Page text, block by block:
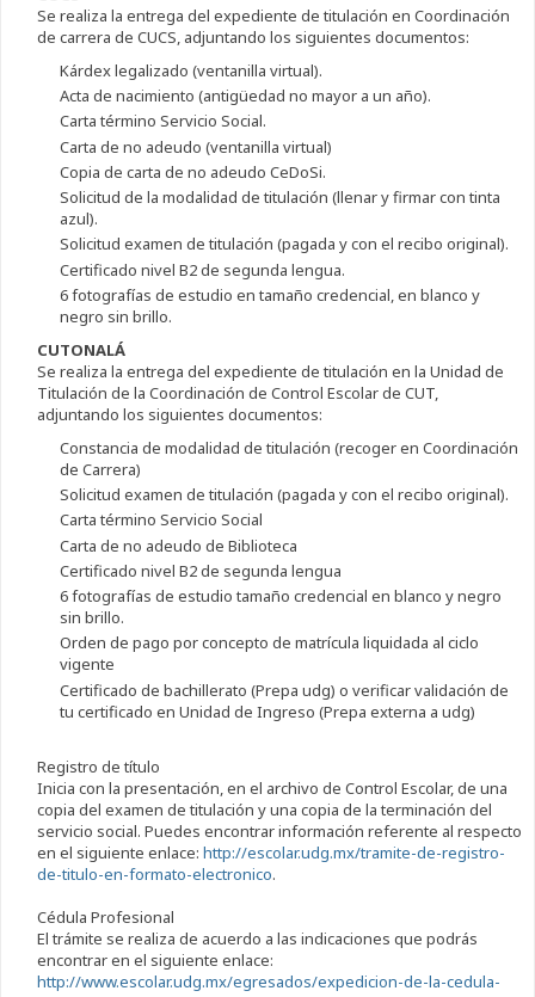
Se realiza la entrega del expediente de titulación en Coordinación
de carrera de CUCS, adjuntando los siguientes documentos:
Kárdex legalizado (ventanilla virtual).
Acta de nacimiento (antigüedad no mayor a un año).
Carta término Servicio Social.
Carta de no adeudo (ventanilla virtual)
Copia de carta de no adeudo CeDoSi.
Solicitud de la modalidad de titulación (llenar y firmar con tinta
azul).
Solicitud examen de titulación (pagada y con el recibo original).
Certificado nivel B2 de segunda lengua.
6 fotografías de estudio en tamaño credencial, en blanco y
negro sin brillo.
CUTONALÁ
Se realiza la entrega del expediente de titulación en la Unidad de
Titulación de la Coordinación de Control Escolar de CUT,
adjuntando los siguientes documentos:
Constancia de modalidad de titulación (recoger en Coordinación
de Carrera)
Solicitud examen de titulación (pagada y con el recibo original).
Carta término Servicio Social
Carta de no adeudo de Biblioteca
Certificado nivel B2 de segunda lengua
6 fotografías de estudio tamaño credencial en blanco y negro
sin brillo.
Orden de pago por concepto de matrícula liquidada al ciclo
vigente
Certificado de bachillerato (Prepa udg) o verificar validación de
tu certificado en Unidad de Ingreso (Prepa externa a udg)
Registro de título
Inicia con la presentación, en el archivo de Control Escolar, de una
copia del examen de titulación y una copia de la terminación del
servicio social. Puedes encontrar información referente al respecto
en el siguiente enlace: http://escolar.udg.mx/tramite-de-registro-
de-titulo-en-formato-electronico.
Cédula Profesional
El trámite se realiza de acuerdo a las indicaciones que podrás
encontrar en el siguiente enlace:
http://www.escolar.udg.mx/egresados/expedicion-de-la-cedula-